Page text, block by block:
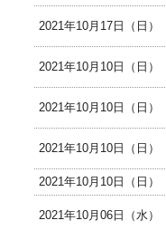
2021年10月17日（日）
2021年10月10日（日）
2021年10月10日（日）
2021年10月10日（日）
2021年10月10日（日）
2021年10月06日（水）